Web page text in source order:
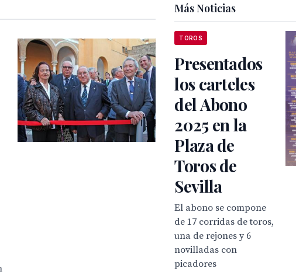
Más Noticias
TOROS
Presentados
los carteles
del Abono
2025 en la
Plaza de
Toros de
Sevilla
El abono se compone
de 17 corridas de toros,
una de rejones y 6
novilladas con
picadores